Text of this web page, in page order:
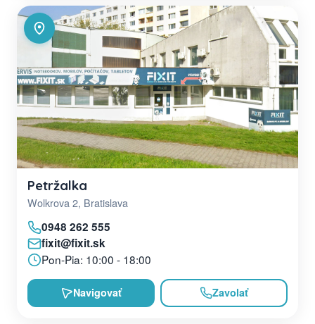
Petržalka
Wolkrova 2, Bratislava
0948 262 555
fixit@fixit.sk
Pon-Pia: 10:00 - 18:00
Navigovať Zavolať